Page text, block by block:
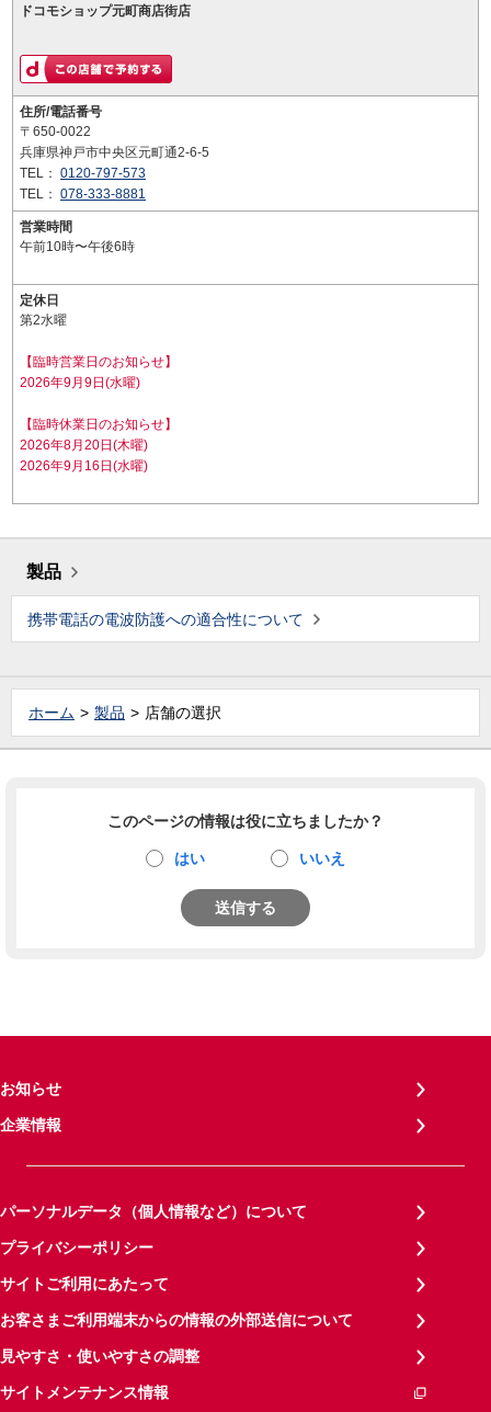
ドコモショップ元町商店街店
住所/電話番号
〒650-0022
兵庫県神戸市中央区元町通2-6-5
TEL： 0120-797-573
TEL： 078-333-8881
営業時間
午前10時〜午後6時
定休日
第2水曜
【臨時営業日のお知らせ】
2026年9月9日(水曜)
【臨時休業日のお知らせ】
2026年8月20日(木曜)
2026年9月16日(水曜)
製品
携帯電話の電波防護への適合性について
ホーム 製品 店舗の選択
このページの情報は役に立ちましたか？
はい いいえ
送信する
お知らせ
企業情報
パーソナルデータ（個人情報など）について
プライバシーポリシー
サイトご利用にあたって
お客さまご利用端末からの情報の外部送信について
見やすさ・使いやすさの調整
サイトメンテナンス情報